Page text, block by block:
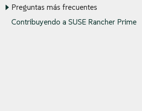
Preguntas más frecuentes
Contribuyendo a SUSE Rancher Prime